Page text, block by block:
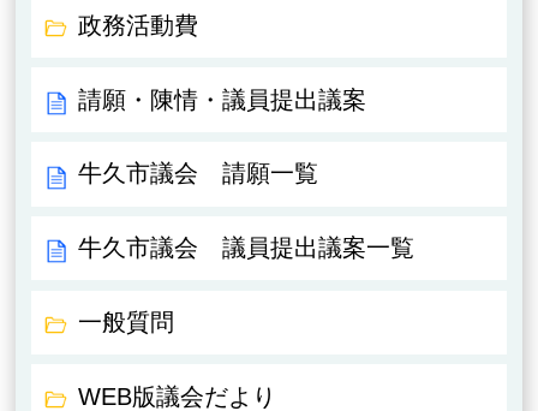
政務活動費
請願・陳情・議員提出議案
牛久市議会 請願一覧
牛久市議会 議員提出議案一覧
一般質問
WEB版議会だより